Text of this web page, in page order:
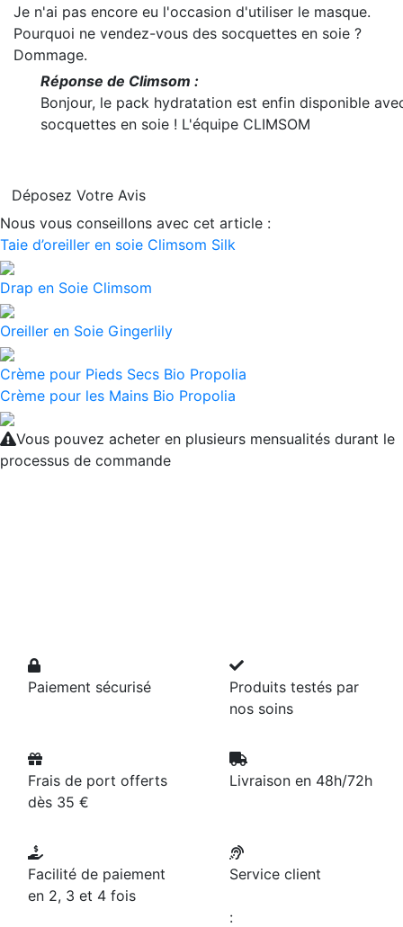
Je n'ai pas encore eu l'occasion d'utiliser le masque.
Pourquoi ne vendez-vous des socquettes en soie ?
Dommage.
Réponse de Climsom :
Bonjour, le pack hydratation est enfin disponible
socquettes en soie ! L'équipe CLIMSOM
Déposez Votre Avis
Nous vous conseillons avec cet article :
Taie d’oreiller en soie Climsom Silk
Drap en Soie Climsom
Oreiller en Soie Gingerlily
Crème pour Pieds Secs Bio Propolia
Crème pour les Mains Bio Propolia
Vous pouvez acheter en plusieurs mensualités durant le
processus de commande
Paiement sécurisé
Produits testés par
nos soins
Frais de port offerts
dès 35 €
Livraison en 48h/72h
Facilité de paiement
en 2, 3 et 4 fois
Service client
: